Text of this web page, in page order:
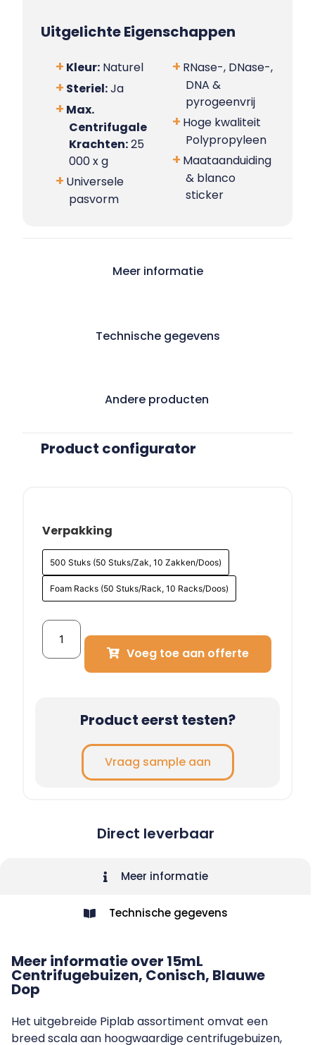
Uitgelichte Eigenschappen
Kleur: Naturel
Steriel:Ja
Max.
Centrifugale
Krachten:25
000 x g
Universele
pasvorm
RNase-, DNase-,
DNA &
pyrogeenvrij
Hoge kwaliteit
Polypropyleen
Maataanduiding
& blanco
sticker
Meer informatie
Technische gegevens
Andere producten
Product configurator
Verpakking
500 Stuks (50 Stuks/Zak, 10 Zakken/Doos)
Foam Racks (50 Stuks/Rack, 10 Racks/Doos)
Voeg toe aan offerte
Product eerst testen?
Vraag sample aan
Direct leverbaar
Meer informatie
Technische gegevens
Meer informatie over 15mL
Centrifugebuizen, Conisch, Blauwe
Dop
Het uitgebreide Piplab assortiment omvat een
breed scala aan hoogwaardige centrifugebuizen,